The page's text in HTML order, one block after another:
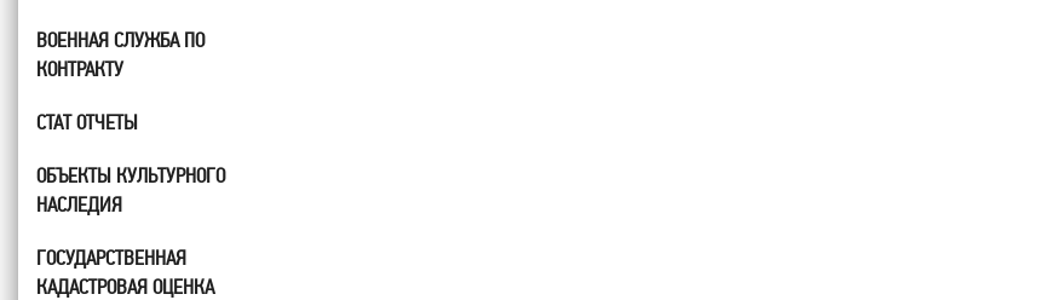
ВОЕННАЯ СЛУЖБА ПО
КОНТРАКТУ
СТАТ ОТЧЕТЫ
ОБЪЕКТЫ КУЛЬТУРНОГО
НАСЛЕДИЯ
ГОСУДАРСТВЕННАЯ
КАДАСТРОВАЯ ОЦЕНКА